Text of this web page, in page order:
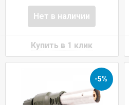
Нет в наличии
-5%